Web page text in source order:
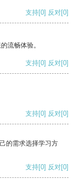
支持[0] 反对[0]
流畅体验。
支持[0] 反对[0]
支持[0] 反对[0]
的需求选择学习方
支持[0] 反对[0]